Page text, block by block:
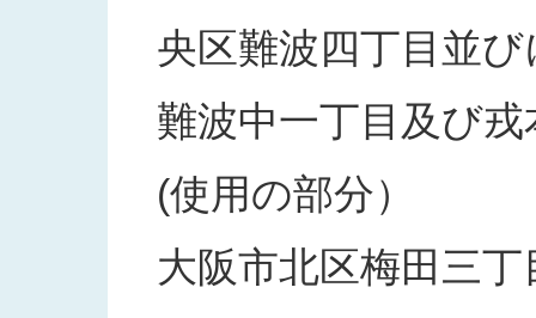
央区難波四丁目並
難波中一丁目及び
(使用の部分）
大阪市北区梅田三